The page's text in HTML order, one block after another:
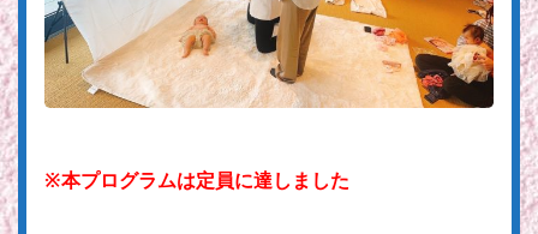
※本プログラムは定員に達しました